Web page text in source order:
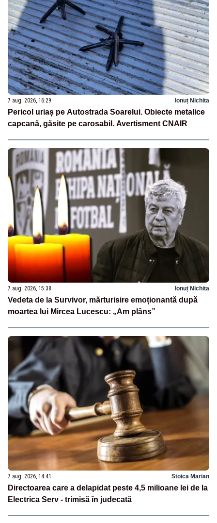
7 aug. 2026, 16:29 Ionuț Nichita
Pericol uriaș pe Autostrada Soarelui. Obiecte metalice
capcană, găsite pe carosabil. Avertisment CNAIR
7 aug. 2026, 15:38 Ionuț Nichita
Vedeta de la Survivor, mărturisire emoționantă după
moartea lui Mircea Lucescu: „Am plâns”
7 aug. 2026, 14:41 Stoica Marian
Directoarea care a delapidat peste 4,5 milioane lei de la
Electrica Serv - trimisă în judecată